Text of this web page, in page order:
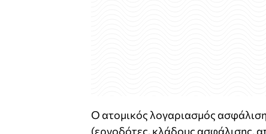
Ο ατομικός λογαριασμός
(εργοδότες, κλάδους ασφάλισης,